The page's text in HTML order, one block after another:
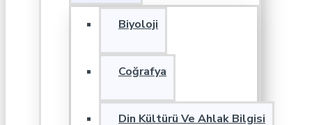
Biyoloji
Coğrafya
Din Kültürü Ve Ahlak Bilgisi